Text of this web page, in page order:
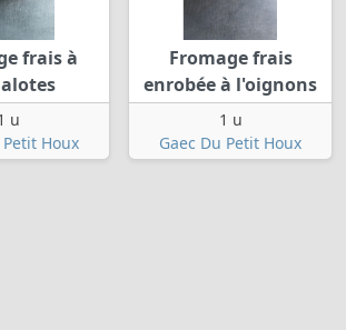
frais à
u
Petit Houx
Fromage frais
enrobée à l'oignons
1 u
Gaec Du Petit Houx